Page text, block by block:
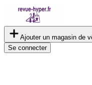
Ajouter un magasin de
Se connecter